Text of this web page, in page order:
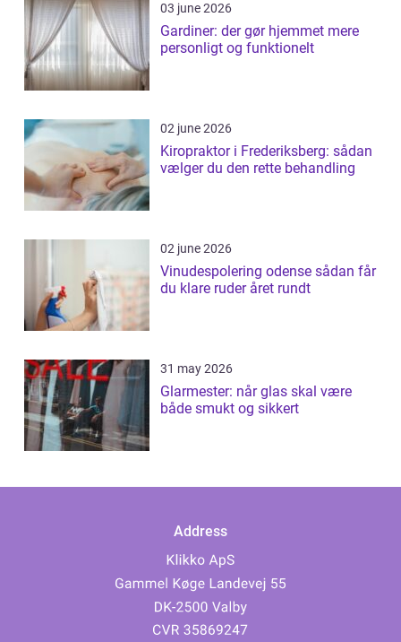
03 june 2026
Gardiner: der gør hjemmet mere
personligt og funktionelt
02 june 2026
Kiropraktor i Frederiksberg: sådan
vælger du den rette behandling
02 june 2026
Vinudespolering odense sådan får
du klare ruder året rundt
31 may 2026
Glarmester: når glas skal være
både smukt og sikkert
Address